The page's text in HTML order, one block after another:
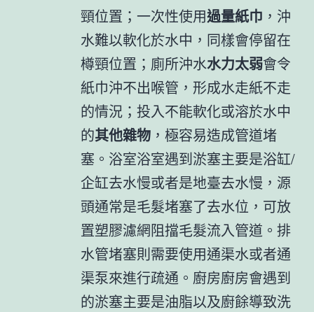
頸位置；一次性使用過量紙巾 ，沖
水難以軟化於水中，同樣會停留在
樽頸位置；廁所沖水水力太弱會令
紙巾沖不出喉管，形成水走紙不走
的情況；投入不能軟化或溶於水中
的其他雜物 ，極容易造成管道堵
塞。浴室浴室遇到淤塞主要是浴缸/
企缸去水慢或者是地臺去水慢，源
頭通常是毛髮堵塞了去水位，可放
置塑膠濾網阻擋毛髮流入管道。排
水管堵塞則需要使用通渠水或者通
渠泵來進行疏通。廚房廚房會遇到
的淤塞主要是油脂以及廚餘導致洗